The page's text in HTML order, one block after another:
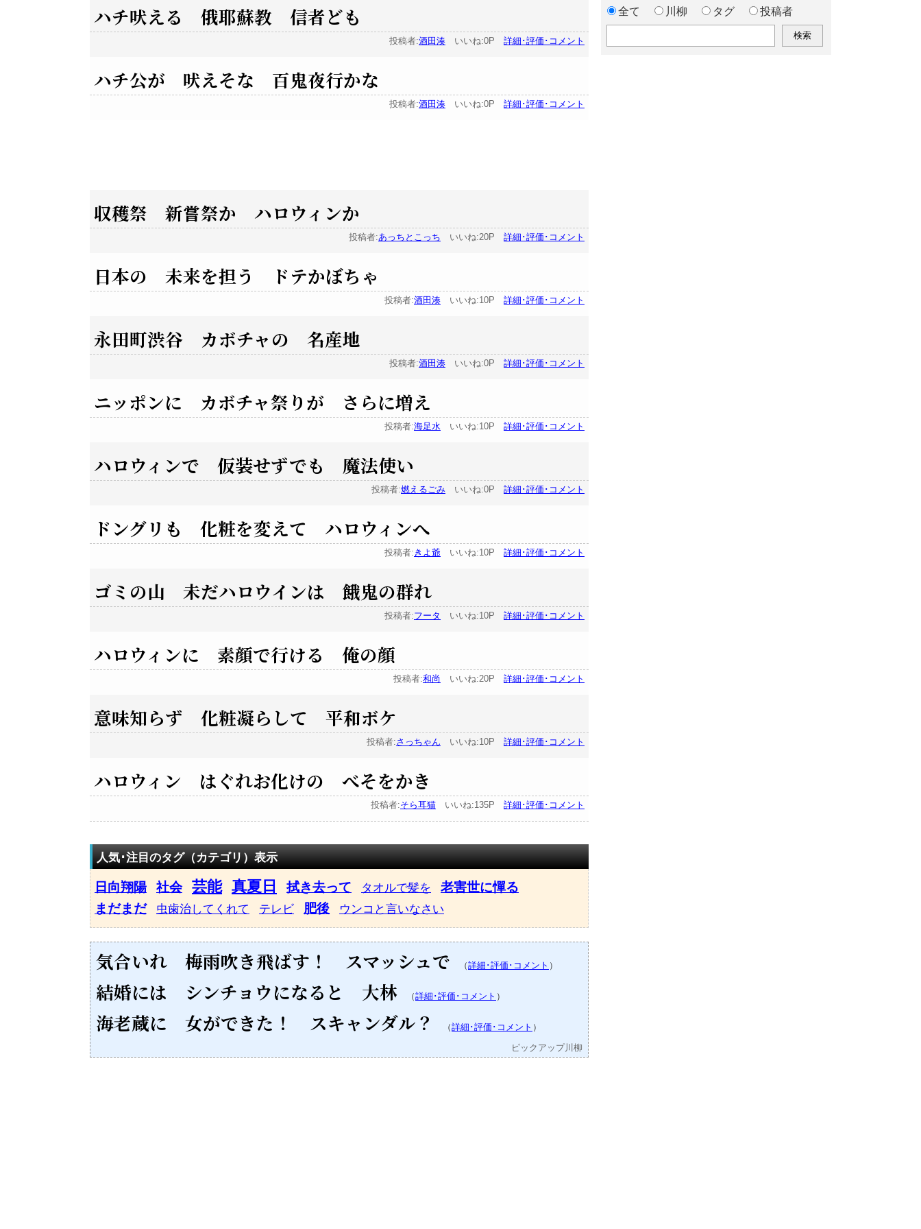
ハチ吠える 俄耶蘇教 信者ども
投稿者:酒田湊 いいね:0P 詳細･評価･コメント
ハチ公が 吠えそな 百鬼夜行かな
投稿者:酒田湊 いいね:0P 詳細･評価･コメント
収穫祭 新嘗祭か ハロウィンか
投稿者:あっちとこっち いいね:20P 詳細･評価･コメント
日本の 未来を担う ドテかぼちゃ
投稿者:酒田湊 いいね:10P 詳細･評価･コメント
永田町渋谷 カボチャの 名産地
投稿者:酒田湊 いいね:0P 詳細･評価･コメント
ニッポンに カボチャ祭りが さらに増え
投稿者:海足水 いいね:10P 詳細･評価･コメント
ハロウィンで 仮装せずでも 魔法使い
投稿者:燃えるごみ いいね:0P 詳細･評価･コメント
ドングリも 化粧を変えて ハロウィンへ
投稿者: きよ爺 いいね:10P 詳細･評価･コメント
ゴミの山 未だハロウインは 餓鬼の群れ
投稿者:フータ いいね:10P 詳細･評価･コメント
ハロウィンに 素顔で行ける 俺の顔
投稿者:和尚 いいね:20P 詳細･評価･コメント
意味知らず 化粧凝らして 平和ボケ
投稿者:さっちゃん いいね:10P 詳細･評価･コメント
ハロウィン はぐれお化けの べそをかき
投稿者:そら耳猫 いいね:135P 詳細･評価･コメント
人気･注目のタグ（カテゴリ）表示
日向翔陽 社会 芸能 真夏日 拭き去って タオルで髪を
老害世に憚る
まだまだ
虫歯治してくれて テレビ 肥後 ウンコと言いなさい
気合いれ 梅雨吹き飛ばす！ スマッシュで （詳細･評価･コメント ）
結婚には シンチョウになると 大林 （詳細･評価･コメント ）
海老蔵に 女ができた！ スキャンダル？ （詳細･評価･コメント ）
ピックアップ川柳
全て 川柳 タグ 投稿者